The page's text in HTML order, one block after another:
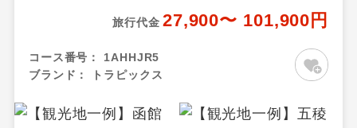
旅行代金 27,900〜 101,900円
コース番号：
1AHHJR5
ブランド：
トラピックス